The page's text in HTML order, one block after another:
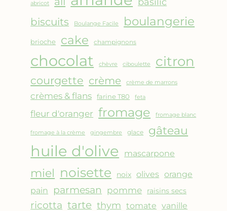
ROUGES
abricot
biscuits Boulange Facile boulangerie
brioche cake champignons
chocolat chèvre ciboulette citron
courgette crème crème de marrons
crèmes & flans farine T80 feta
fleur d'oranger fromage fromage blanc
fromage à la crème gingembre glace gâteau
huile d'olive mascarpone
miel noisette noix olives orange
pain
parmesan pomme raisins secs
ricotta tarte thym tomate vanille